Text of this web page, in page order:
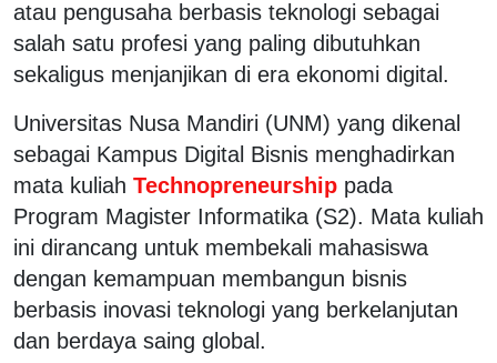
atau pengusaha berbasis teknologi sebagai
salah satu profesi yang paling dibutuhkan
sekaligus menjanjikan di era ekonomi digital.
Universitas Nusa Mandiri (UNM) yang dikenal
sebagai Kampus Digital Bisnis menghadirkan
mata kuliah Technopreneurship pada
Program Magister Informatika (S2). Mata kuliah
ini dirancang untuk membekali mahasiswa
dengan kemampuan membangun bisnis
berbasis inovasi teknologi yang berkelanjutan
dan berdaya saing global.